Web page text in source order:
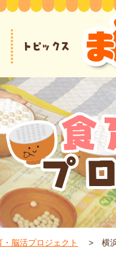
・脳活プロジェクト 横